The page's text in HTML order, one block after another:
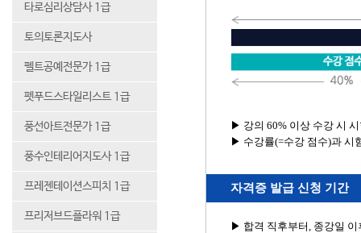
타로심리상담사 1급
토의토론지도사
펠트공예전문가 1급
펫푸드스타일리스트 1급
풍선아트전문가 1급
풍수인테리어지도사 1급
프레젠테이션스피치 1급
프리저브드플라워 1급
▶ 강의 60% 이상 수강 시
▶ 수강률(=수강 점수)과 시
자격증 발급 신청 기간
▶ 합격 직후부터, 종강일 이